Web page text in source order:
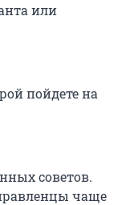
или
пойдете на
советов.
чаще